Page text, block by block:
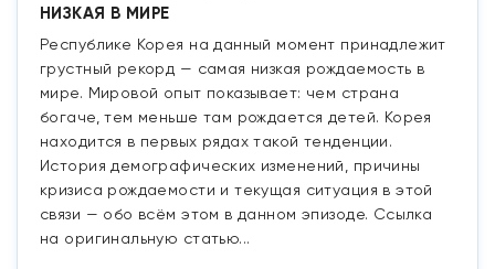
НИЗКАЯ В МИРЕ
Республике Корея на данный момент принадлежит
грустный рекорд — самая низкая рождаемость в
мире. Мировой опыт показывает: чем страна
богаче, тем меньше там рождается детей. Корея
находится в первых рядах такой тенденции.
История демографических изменений, причины
кризиса рождаемости и текущая ситуация в этой
связи — обо всём этом в данном эпизоде. Ссылка
на оригинальную статью...